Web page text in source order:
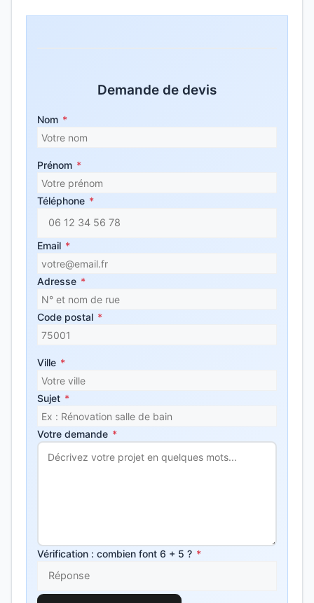
Demande de devis
Nom *
Prénom *
Téléphone *
Email *
Adresse *
Code postal *
Ville *
Sujet *
Votre demande *
Vérification : combien font 6 + 5 ? *